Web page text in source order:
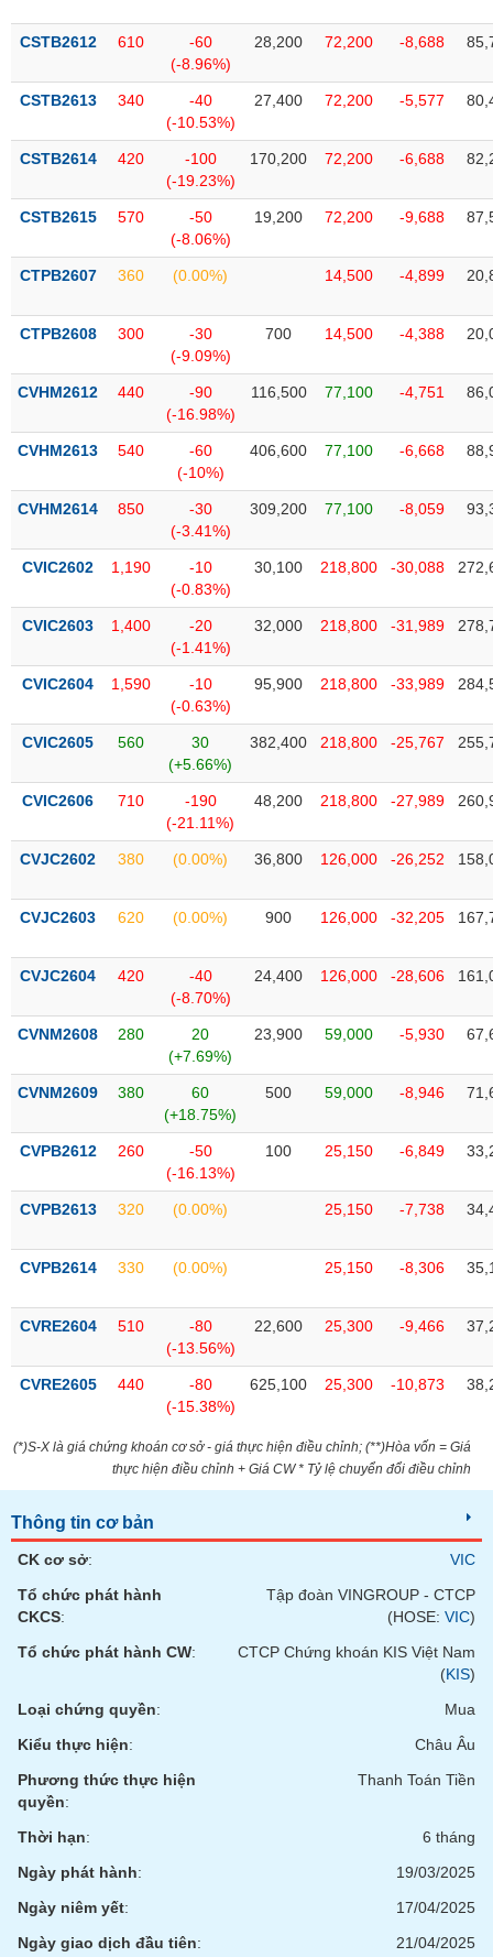
CSTB2612 610
-60
(-8.96%)
28,200 72,200 -8,688
CSTB2613 340
-40
(-10.53%)
27,400 72,200 -5,577
CSTB2614 420
-100
(-19.23%)
170,200 72,200 -6,688
CSTB2615 570
-50
(-8.06%)
19,200 72,200 -9,688
CTPB2607 360 (0.00%) 14,500 -4,899
CTPB2608 300
-30
(-9.09%)
700 14,500 -4,388
CVHM2612 440
-90
(-16.98%)
116,500 77,100 -4,751
CVHM2613 540
-60
(-10%)
406,600 77,100 -6,668
CVHM2614 850
-30
(-3.41%)
309,200 77,100 -8,059
CVIC2602 1,190
-10
(-0.83%)
30,100 218,800 -30,088
CVIC2603 1,400
-20
(-1.41%)
32,000 218,800 -31,989
CVIC2604 1,590
-10
(-0.63%)
95,900 218,800 -33,989
CVIC2605 560
30
(+5.66%)
382,400 218,800 -25,767
CVIC2606 710
-190
(-21.11%)
48,200 218,800 -27,989
CVJC2602 380 (0.00%) 36,800 126,000 -26,252
CVJC2603 620 (0.00%) 900 126,000 -32,205
CVJC2604 420
-40
(-8.70%)
24,400 126,000 -28,606
CVNM2608 280
20
(+7.69%)
23,900 59,000 -5,930
CVNM2609 380
60
(+18.75%)
500 59,000 -8,946
CVPB2612 260
-50
(-16.13%)
100 25,150 -6,849
CVPB2613 320 (0.00%) 25,150 -7,738
CVPB2614 330 (0.00%) 25,150 -8,306
CVRE2604 510
-80
(-13.56%)
22,600 25,300 -9,466
CVRE2605 440
-80
(-15.38%)
625,100 25,300 -10,873
(*)S-X là giá chứng khoán cơ sở - giá thực hiện điều chỉnh; (**)Hòa vốn = Giá
thực hiện điều chỉnh + Giá CW * Tỷ lệ chuyển đổi điều chỉnh
Thông tin cơ bản
CK cơ sở:
VIC
Tổ chức phát hành
CKCS:
Tập đoàn VINGROUP - CTCP
(HOSE: VIC)
Tổ chức phát hành CW:
CTCP Chứng khoán KIS Việt Nam
(KIS)
Loại chứng quyền:
Mua
Kiểu thực hiện:
Châu Âu
Phương thức thực hiện
quyền:
Thanh Toán Tiền
Thời hạn:
6 tháng
Ngày phát hành:
19/03/2025
Ngày niêm yết:
17/04/2025
Ngày giao dịch đầu tiên: 21/04/2025
Lãnh
(-)
Người nội bộ
tức
(-)
của
(-)
Báo
phân
tích
ngữ
(-)
Dịch
(-)
Đào
chính
Công
cụ
tư
Truyền
thông
chính
liệu
chính